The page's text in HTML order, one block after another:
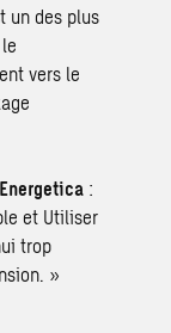
un des plus
vers le
:
et Utiliser
trop
»